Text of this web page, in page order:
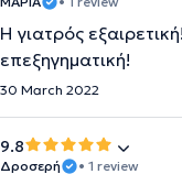
Η γιατρός
επεξηγηματική!
30 March 2022
9.8
Δροσερή • 1 review